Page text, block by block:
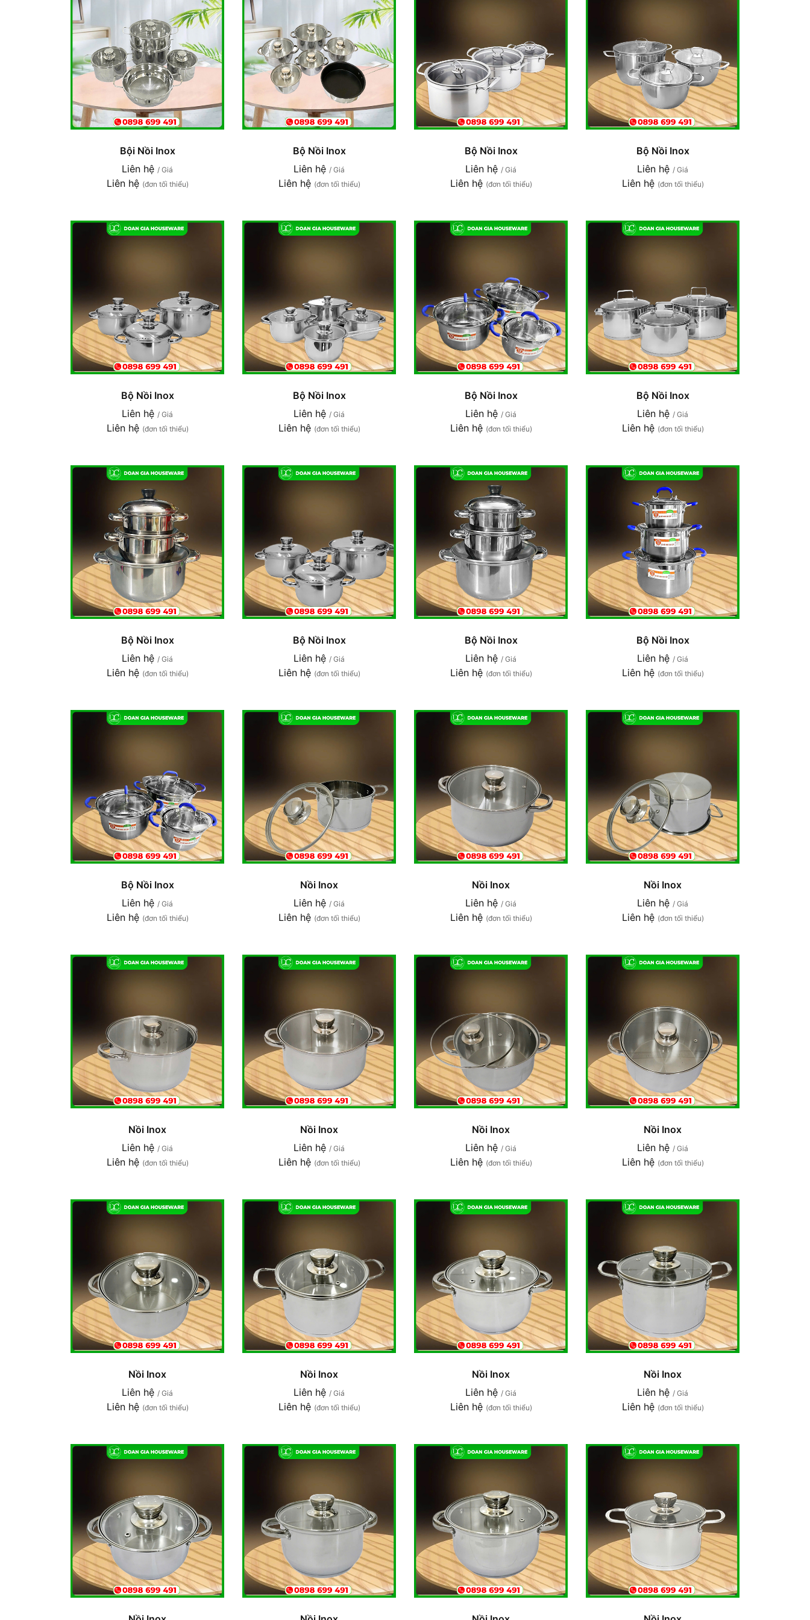
Bội Nồi Inox
Liên hệ / Giá
Liên hệ (đơn tối thiểu)
Bộ Nồi Inox
Liên hệ / Giá
Liên hệ (đơn tối thiểu)
Bộ Nồi Inox
Liên hệ / Giá
Liên hệ (đơn tối thiểu)
Bộ Nồi Inox
Liên hệ / Giá
Liên hệ (đơn tối thiểu)
Bộ Nồi Inox
Liên hệ / Giá
Liên hệ (đơn tối thiểu)
Bộ Nồi Inox
Liên hệ / Giá
Liên hệ (đơn tối thiểu)
Bộ Nồi Inox
Liên hệ / Giá
Liên hệ (đơn tối thiểu)
Bộ Nồi Inox
Liên hệ / Giá
Liên hệ (đơn tối thiểu)
Bộ Nồi Inox
Liên hệ / Giá
Liên hệ (đơn tối thiểu)
Bộ Nồi Inox
Liên hệ / Giá
Liên hệ (đơn tối thiểu)
Bộ Nồi Inox
Liên hệ / Giá
Liên hệ (đơn tối thiểu)
Bộ Nồi Inox
Liên hệ / Giá
Liên hệ (đơn tối thiểu)
Bộ Nồi Inox
Liên hệ / Giá
Liên hệ (đơn tối thiểu)
Nồi Inox
Liên hệ / Giá
Liên hệ (đơn tối thiểu)
Nồi Inox
Liên hệ / Giá
Liên hệ (đơn tối thiểu)
Nồi Inox
Liên hệ / Giá
Liên hệ (đơn tối thiểu)
Nồi Inox
Liên hệ / Giá
Liên hệ (đơn tối thiểu)
Nồi Inox
Liên hệ / Giá
Liên hệ (đơn tối thiểu)
Nồi Inox
Liên hệ / Giá
Liên hệ (đơn tối thiểu)
Nồi Inox
Liên hệ / Giá
Liên hệ (đơn tối thiểu)
Nồi Inox
Liên hệ / Giá
Liên hệ (đơn tối thiểu)
Nồi Inox
Liên hệ / Giá
Liên hệ (đơn tối thiểu)
Nồi Inox
Liên hệ / Giá
Liên hệ (đơn tối thiểu)
Nồi Inox
Liên hệ / Giá
Liên hệ (đơn tối thiểu)